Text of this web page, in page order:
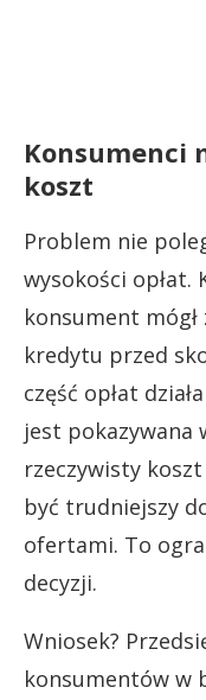
Konsumenci
koszt
Problem nie
wysokości opłat.
konsument
kredytu przed
część opłat
jest pokazywana
rzeczywisty
być trudniejszy
ofertami. To
decyzji.
Wniosek?
konsumentów w